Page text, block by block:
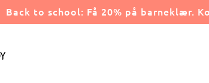
Back to school: Få 20% på barneklær.